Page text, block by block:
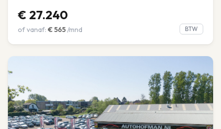
€ 27.240
of vanaf: € 565/mnd BTW